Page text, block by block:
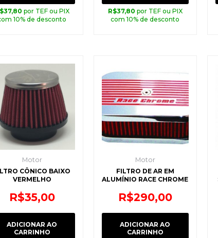
37,80 por TEF ou PIX
10% de desconto
R$37,80 por TEF ou PIX
com 10% de desconto
Motor
CÔNICO BAIXO
VERMELHO
R$35,00
ADICIONAR AO
CARRINHO
Motor
FILTRO DE AR EM
ALUMÍNIO RACE CHROME
R$290,00
ADICIONAR AO
CARRINHO